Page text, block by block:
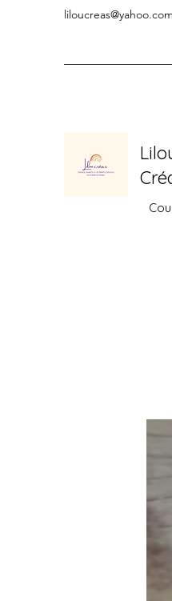
liloucreas@yahoo.com